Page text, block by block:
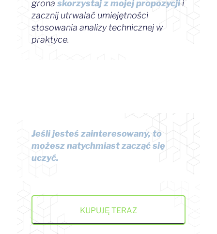
grona skorzystaj z mojej propozycjii
zacznij utrwalać umiejętności
stosowania analizy technicznej w
praktyce.
Jeśli jesteś zainteresowany, to
możesz natychmiast zacząć się
uczyć.
KUPUJĘ TERAZ